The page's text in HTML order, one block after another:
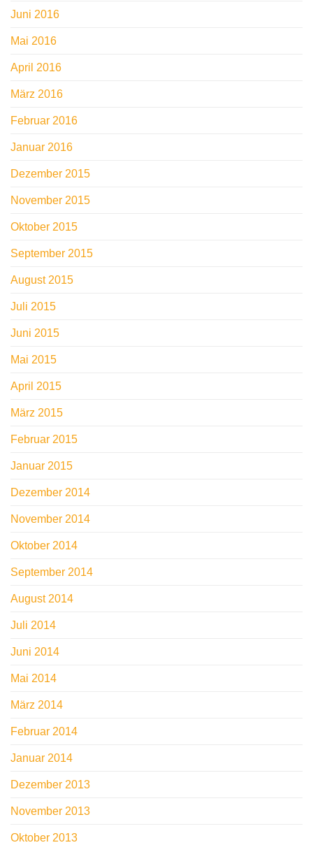
Juni 2016
Mai 2016
April 2016
März 2016
Februar 2016
Januar 2016
Dezember 2015
November 2015
Oktober 2015
September 2015
August 2015
Juli 2015
Juni 2015
Mai 2015
April 2015
März 2015
Februar 2015
Januar 2015
Dezember 2014
November 2014
Oktober 2014
September 2014
August 2014
Juli 2014
Juni 2014
Mai 2014
März 2014
Februar 2014
Januar 2014
Dezember 2013
November 2013
Oktober 2013